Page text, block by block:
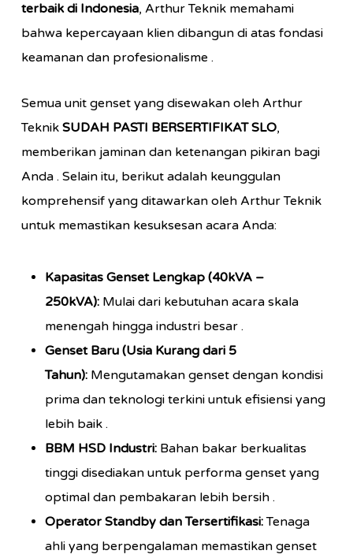
terbaik di Indonesia, Arthur Teknik memahami
bahwa kepercayaan klien dibangun di atas fondasi
keamanan dan profesionalisme .
Semua unit genset yang disewakan oleh Arthur
Teknik SUDAH PASTI BERSERTIFIKAT SLO,
memberikan jaminan dan ketenangan pikiran bagi
Anda . Selain itu, berikut adalah keunggulan
komprehensif yang ditawarkan oleh Arthur Teknik
untuk memastikan kesuksesan acara Anda:
Kapasitas Genset Lengkap (40kVA –
250kVA):Mulai dari kebutuhan acara skala
menengah hingga industri besar .
Genset Baru (Usia Kurang dari 5
Tahun):Mengutamakan genset dengan kondisi
prima dan teknologi terkini untuk efisiensi yang
lebih baik .
BBM HSD Industri:Bahan bakar berkualitas
tinggi disediakan untuk performa genset yang
optimal dan pembakaran lebih bersih .
Operator Standby dan Tersertifikasi:Tenaga
ahli yang berpengalaman memastikan genset